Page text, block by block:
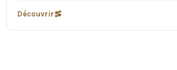
Découvrir